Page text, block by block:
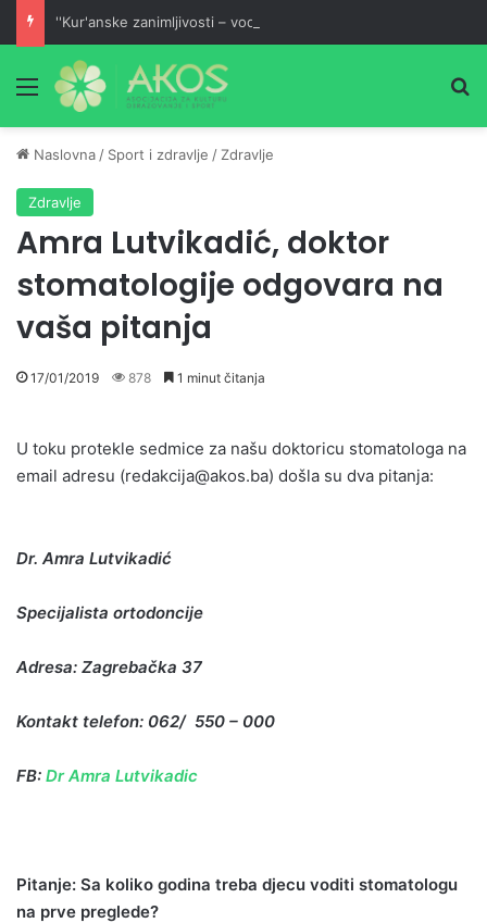
''Kur'anske zanimljivosti – vodič malom mufessiru''
Meni
Naslovna / Sport i zdravlje / Zdravlje
Zdravlje
Amra Lutvikadić, doktor
stomatologije odgovara na
vaša pitanja
17/01/2019 878 1 minut čitanja
U toku protekle sedmice za našu doktoricu stomatologa na
email adresu (redakcija@akos.ba) došla su dva pitanja:
Dr. Amra Lutvikadić
Specijalista ortodoncije
Adresa: Zagrebačka 37
Kontakt telefon: 062/ 550 – 000
FB: Dr Amra Lutvikadic
Pitanje: Sa koliko godina treba djecu voditi stomatologu
na prve preglede?